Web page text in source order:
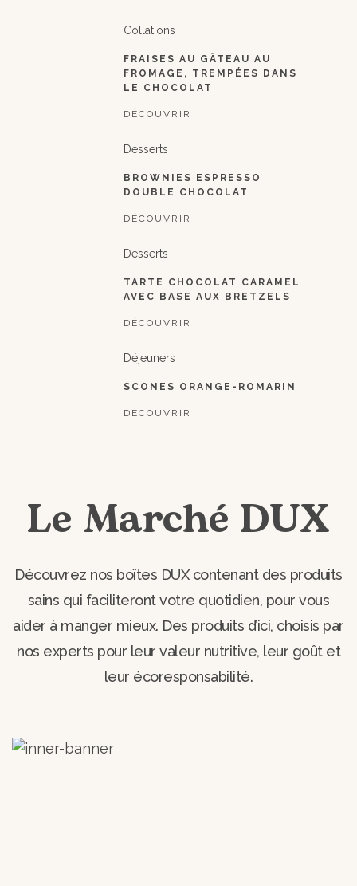
Collations
FRAISES AU GÂTEAU AU
FROMAGE, TREMPÉES DANS
LE CHOCOLAT
DÉCOUVRIR
Desserts
BROWNIES ESPRESSO
DOUBLE CHOCOLAT
DÉCOUVRIR
Desserts
TARTE CHOCOLAT CARAMEL
AVEC BASE AUX BRETZELS
DÉCOUVRIR
Déjeuners
SCONES ORANGE-ROMARIN
DÉCOUVRIR
Le Marché DUX
Découvrez nos boîtes DUX contenant des produits
sains qui faciliteront votre quotidien, pour vous
aider à manger mieux. Des produits d’ici, choisis par
nos experts pour leur valeur nutritive, leur goût et
leur écoresponsabilité.